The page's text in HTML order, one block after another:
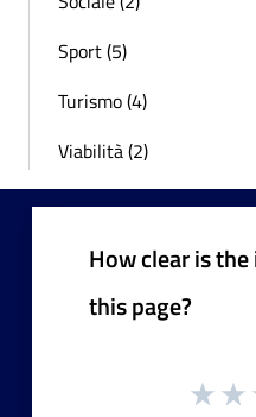
Sport (5)
Turismo (4)
Viabilità (2)
How clear is
this page?